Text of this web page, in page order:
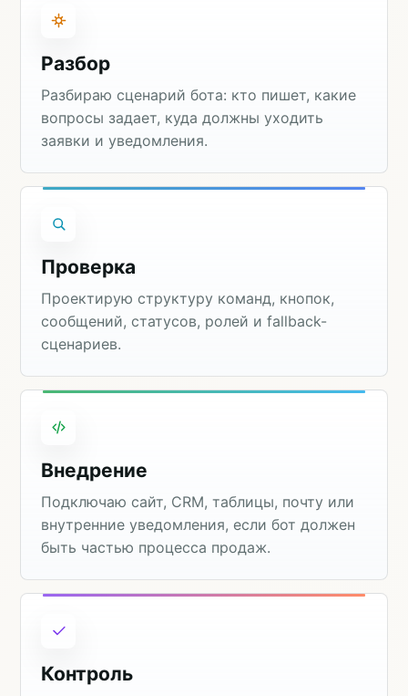
Разбор
Разбираю сценарий бота: кто пишет, какие
вопросы задает, куда должны уходить
заявки и уведомления.
Проверка
Проектирую структуру команд, кнопок,
сообщений, статусов, ролей и fallback-
сценариев.
Внедрение
Подключаю сайт, CRM, таблицы, почту или
внутренние уведомления, если бот должен
быть частью процесса продаж.
Контроль